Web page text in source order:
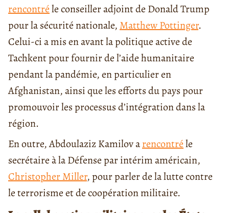
rencontréle conseiller adjoint de Donald Trump
pour la sécurité nationale, Matthew Pottinger.
Celui-ci a mis en avant la politique active de
Tachkent pour fournir de l’aide humanitaire
pendant la pandémie, en particulier en
Afghanistan, ainsi que les efforts du pays pour
promouvoir les processus d’intégration dans la
région.
En outre, Abdoulaziz Kamilov arencontréle
secrétaire à la Défense par intérim américain,
Christopher Miller, pour parler de la lutte contre
le terrorisme et de coopération militaire.